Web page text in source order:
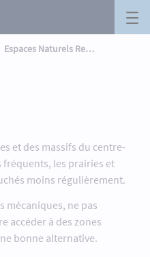
Espaces Naturels Remarquables
et des massifs du centre-
fréquents, les prairies et
moins régulièrement.
mécaniques, ne pas
accéder à des zones
bonne alternative.